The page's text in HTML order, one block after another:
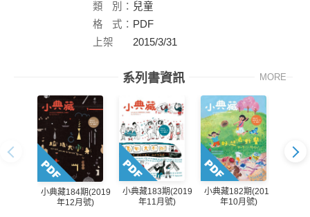
類
別： 兒童
格
式： PDF
上架
2015/3/31
系列書資訊 MORE
小典藏184期(2019
年12月號)
小典藏183期(2019
年11月號)
小典藏182期(2019
年10月號)